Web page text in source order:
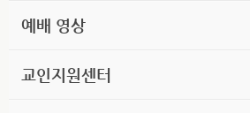
예배 영상
교인지원센터